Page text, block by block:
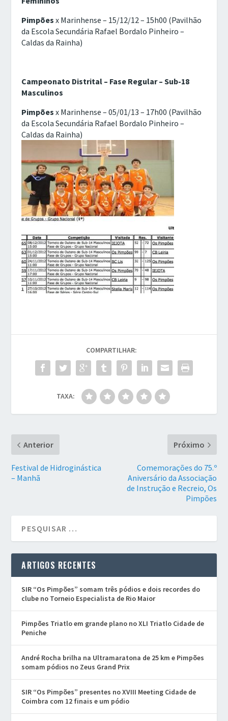
Pimpõesx Marinhense – 15/12/12 – 15h00 (Pavilhão
da Escola Secundária Rafael Bordalo Pinheiro –
Caldas da Rainha)
Campeonato Distrital – Fase Regular – Sub-18
Masculinos
Pimpõesx Marinhense – 05/01/13 – 17h00 (Pavilhão
da Escola Secundária Rafael Bordalo Pinheiro –
Caldas da Rainha)
COMPARTILHAR:
TAXA:
Anterior
Festival de Hidroginástica
– Manhã
Próximo
Comemorações do 75.º
Aniversário da Associação
de Instrução e Recreio, Os
Pimpões
ARTIGOS RECENTES
SIR “Os Pimpões” somam três pódios e dois recordes do
clube no Torneio Especialista de Rio Maior
Pimpões Triatlo em grande plano no XLI Triatlo Cidade de
Peniche
André Rocha brilha na Ultramaratona de 25 km e Pimpões
somam pódios no Zeus Grand Prix
SIR “Os Pimpões” presentes no XVIII Meeting Cidade de
Coimbra com 12 finais e um pódio